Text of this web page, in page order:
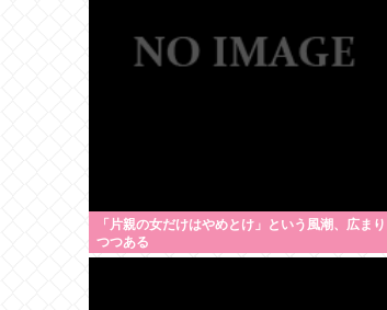
「片親の女だけはやめとけ」という風潮、広まり
つつある